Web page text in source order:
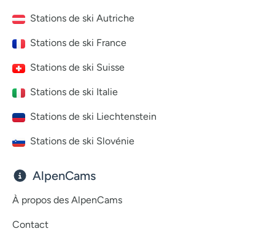
Stations de ski Autriche
Stations de ski France
Stations de ski Suisse
Stations de ski Italie
Stations de ski Liechtenstein
Stations de ski Slovénie
AlpenCams
À propos des AlpenCams
Contact